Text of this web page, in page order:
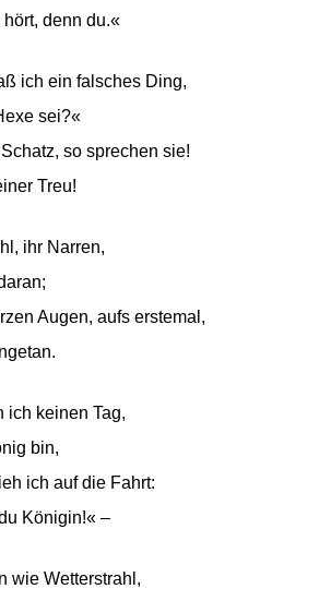
denn du.«
ich ein falsches Ding,
sei?«
so sprechen sie!
Treu!
ihr Narren,
Augen, aufs erstemal,
ich keinen Tag,
bin,
ich auf die Fahrt:
Königin!« –
wie Wetterstrahl,